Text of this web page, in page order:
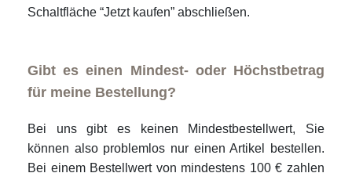
Schaltfläche “Jetzt kaufen” abschließen.
Gibt es einen Mindest- oder Höchstbetrag
für meine Bestellung?
Bei uns gibt es keinen Mindestbestellwert, Sie
können also problemlos nur einen Artikel bestellen.
Bei einem Bestellwert von mindestens 100 € zahlen